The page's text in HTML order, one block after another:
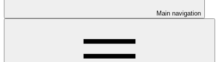
Main navigation